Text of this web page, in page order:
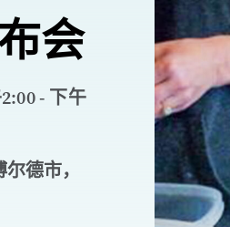
会
- 下午
德市，